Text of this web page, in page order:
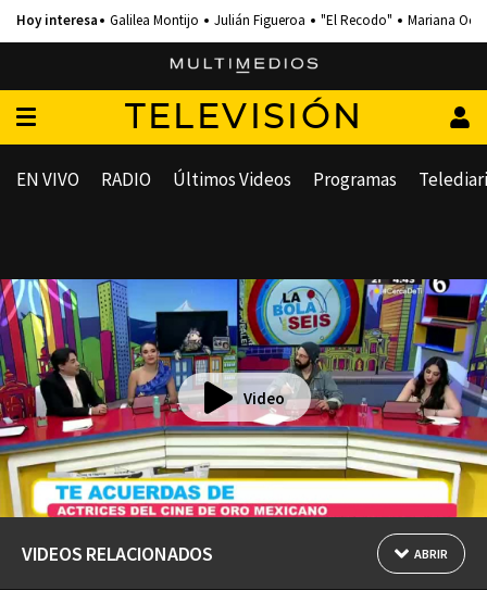
Galilea Montijo Julián Figueroa "El Recodo" Mariana
TELEVISIÓN
EN VIVO RADIO Últimos Videos Programas
Video
VIDEOS RELACIONADOS ABRIR